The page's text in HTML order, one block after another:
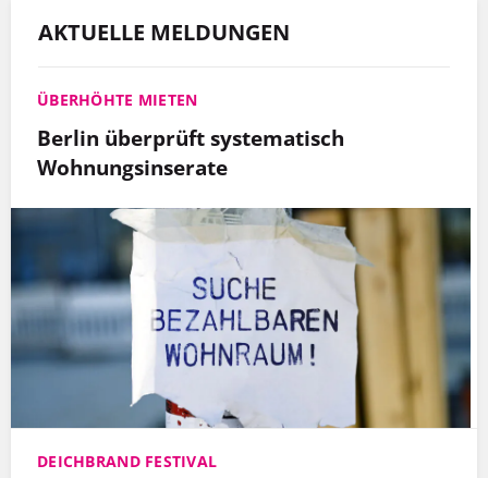
AKTUELLE MELDUNGEN
ÜBERHÖHTE MIETEN
Berlin überprüft systematisch
Wohnungsinserate
DEICHBRAND FESTIVAL